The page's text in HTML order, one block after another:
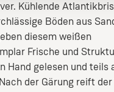
Kühlende
Böden aus
diesem weißen
Frische und
Hand gelesen und teils
der Gärung reift